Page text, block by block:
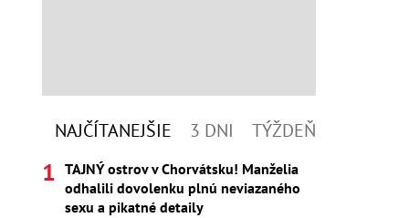
NAJČÍTANEJŠIE 3 DNI TÝŽDEŇ
TAJNÝ ostrov v Chorvátsku! Manželia
odhalili dovolenku plnú neviazaného
sexu a pikatné detaily